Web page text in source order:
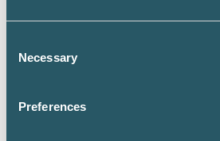
Selection
Necessary
Preferences
från den grundläggande
grundläggande
Vi tar ett exempel till. Punkt